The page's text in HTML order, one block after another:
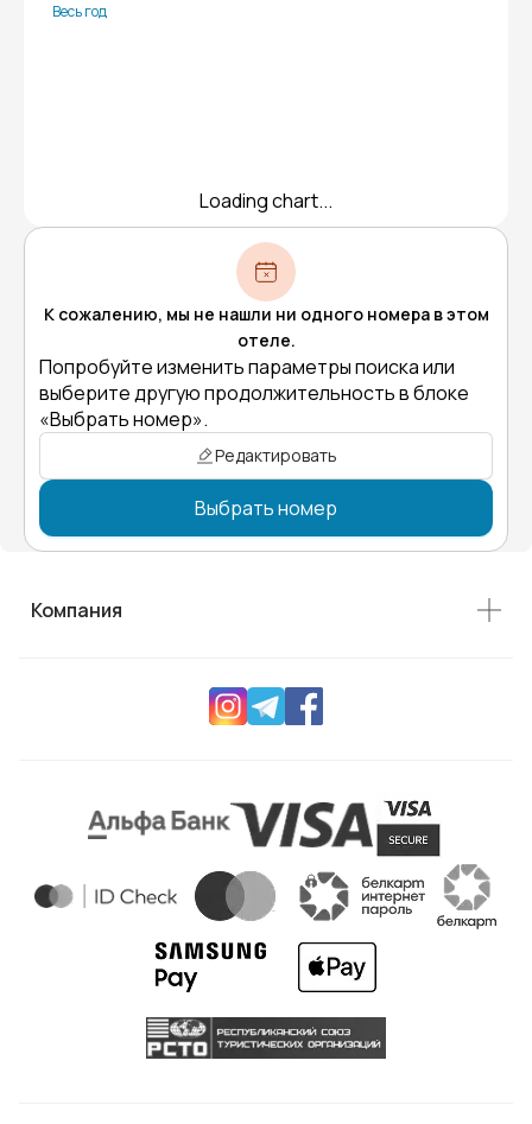
Весь год
Loading chart...
К сожалению, мы не нашли ни одного номера в этом
отеле.
Попробуйте изменить параметры поиска или
выберите другую продолжительность в блоке
«Выбрать номер».
Редактировать
Выбрать номер
Компания